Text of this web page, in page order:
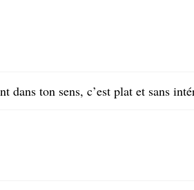
dans ton sens, c’est plat et sans